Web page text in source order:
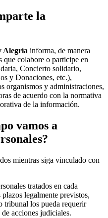
la
Alegría informa, de manera
que colabore o participe en
Concierto solidario,
y Donaciones, etc.),
organismos y administraciones,
de acuerdo con la normativa
de la información.
vamos a
mientras siga vinculado con
tratados en cada
legalmente previstos,
tribunal los pueda requerir
acciones judiciales.